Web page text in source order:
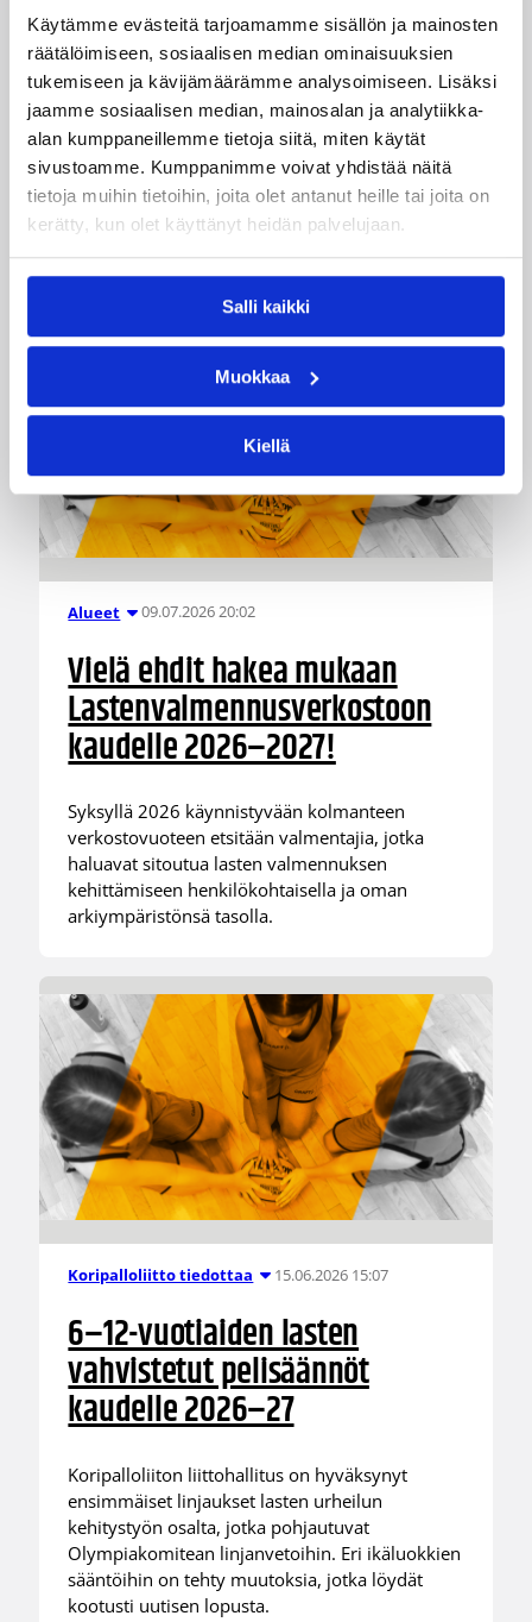
Käytämme evästeitä tarjoamamme sisällön ja mainosten
räätälöimiseen, sosiaalisen median ominaisuuksien
tukemiseen ja kävijämäärämme analysoimiseen. Lisäksi
jaamme sosiaalisen median, mainosalan ja analytiikka-
alan kumppaneillemme tietoja siitä, miten käytät
sivustoamme. Kumppanimme voivat yhdistää näitä
tietoja muihin tietoihin, joita olet antanut heille tai joita on
kerätty, kun olet käyttänyt heidän palvelujaan.
Salli kaikki
Muokkaa
Kiellä
04.08.2026 12:00
Miljoona koria! -haaste alkaa
17.8.
Haaste tarjoaa seuroille valmiin konseptin
innostaa mukaan uusia pelaajia ja syventää
yhteistyötä koulujen kanssa.
Alueet 09.07.2026 20:02
Vielä ehdit hakea mukaan
Lastenvalmennusverkostoon
kaudelle 2026–2027!
Syksyllä 2026 käynnistyvään kolmanteen
verkostovuoteen etsitään valmentajia, jotka
haluavat sitoutua lasten valmennuksen
kehittämiseen henkilökohtaisella ja oman
arkiympäristönsä tasolla.
Koripalloliitto tiedottaa 15.06.2026 15:07
6–12-vuotiaiden lasten
vahvistetut pelisäännöt
kaudelle 2026–27
Koripalloliiton liittohallitus on hyväksynyt
ensimmäiset linjaukset lasten urheilun
kehitystyön osalta, jotka pohjautuvat
Olympiakomitean linjanvetoihin. Eri ikäluokkien
sääntöihin on tehty muutoksia, jotka löydät
kootusti uutisen lopusta.